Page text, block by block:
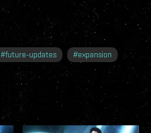
#future-updates #expansion